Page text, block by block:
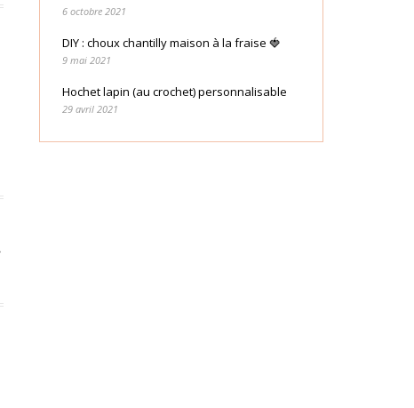
6 octobre 2021
DIY : choux chantilly maison à la fraise 🍓
9 mai 2021
Hochet lapin (au crochet) personnalisable
29 avril 2021